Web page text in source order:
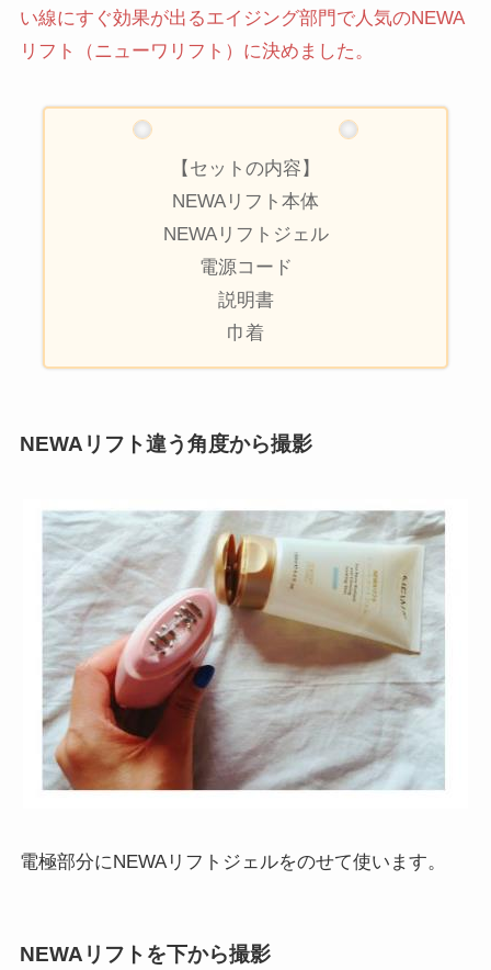
い線にすぐ効果が出るエイジング部門で人気のNEWA
リフト（ニューワリフト）に決めました。
【セットの内容】
NEWAリフト本体
NEWAリフトジェル
電源コード
説明書
巾着
NEWAリフト違う角度から撮影
電極部分にNEWAリフトジェルをのせて使います。
NEWAリフトを下から撮影